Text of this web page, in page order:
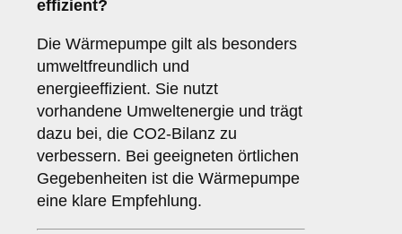
effizient?
Die Wärmepumpe gilt als besonders
umweltfreundlich und
energieeffizient. Sie nutzt
vorhandene Umweltenergie und trägt
dazu bei, die CO2-Bilanz zu
verbessern. Bei geeigneten örtlichen
Gegebenheiten ist die Wärmepumpe
eine klare Empfehlung.